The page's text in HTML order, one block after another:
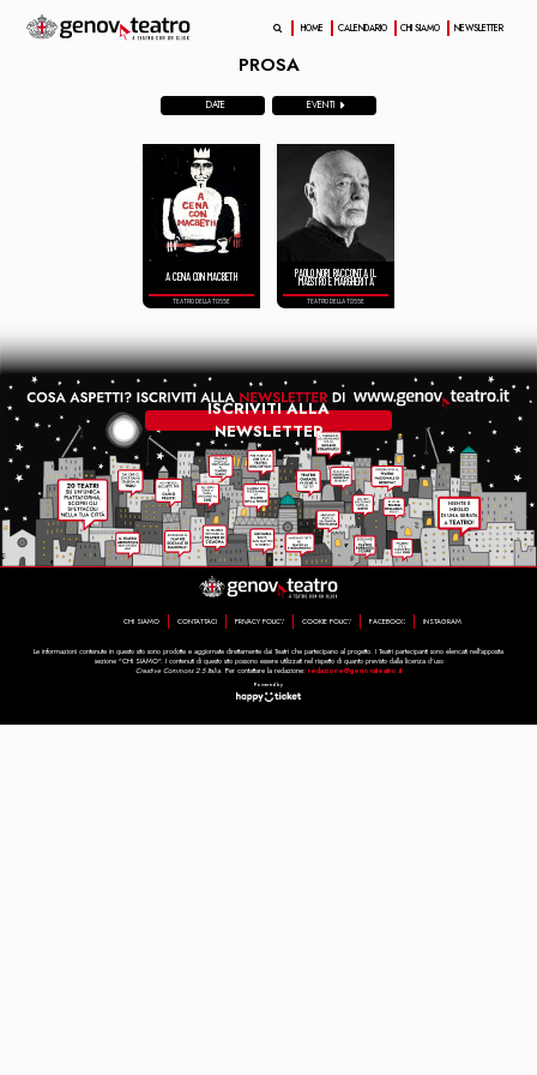
PROSA
DATE EVENTI
A CENA CON MACBETH
TEATRO DELLA TOSSE
PAOLO NORI RACCONTA IL
MAESTRO E MARGHERITA
TEATRO DELLA TOSSE
ISCRIVITI ALLA
NEWSLETTER
HOME CALENDARIO CHI SIAMO NEWSLETTER
CHI SIAMO CONTATTACI PRIVACY POLICY COOKIE POLICY FACEBOOK INSTAGRAM
Le informazioni contenute in questo sito sono prodotte e aggiornate direttamente dai Teatri che partecipano al progetto. I Teatri partecipanti sono elencati nell'apposita
sezione "CHI SIAMO". I contenuti di questo sito possono essere utilizzati nel rispetto di quanto previsto dalla licenza d'uso
Creative Commons 2.5 Italia. Per contattare la redazione: redazione@genovateatro.it
Powered by